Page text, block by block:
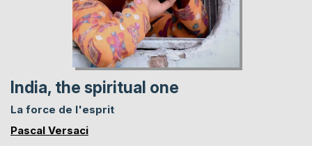
India, the spiritual one
La force de l'esprit
Pascal Versaci